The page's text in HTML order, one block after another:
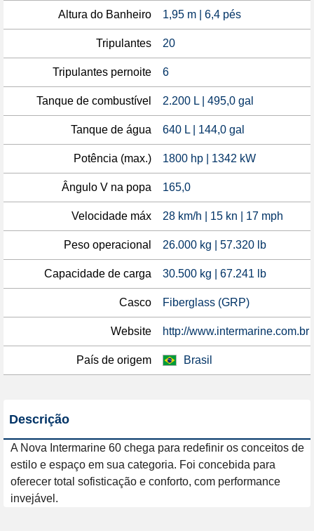
Altura do Banheiro 1,95 m | 6,4 pés
Tripulantes 20
Tripulantes pernoite 6
Tanque de combustível 2.200 L | 495,0 gal
Tanque de água 640 L | 144,0 gal
Potência (max.) 1800 hp | 1342 kW
Ângulo V na popa 165,0
Velocidade máx 28 km/h | 15 kn | 17 mph
Peso operacional 26.000 kg | 57.320 lb
Capacidade de carga 30.500 kg | 67.241 lb
Casco Fiberglass (GRP)
Website http://www.intermarine.com.br
País de origem Brasil
Descrição
A Nova Intermarine 60 chega para redefinir os conceitos de
estilo e espaço em sua categoria. Foi concebida para
oferecer total sofisticação e conforto, com performance
invejável.